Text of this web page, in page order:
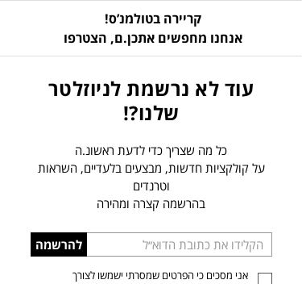
קריירה בטולמנ’ס!
אנחנו מחפשים אתכן.ם, הצטרפו
עוד לא נרשמת לניוזלטר
שלנו?!
כל מה שצריך כדי לדעת ראשונ.ה
על קולקציות חדשות, מבצעים בלעדיים, השראות
וטרנדים
בהרשמה קצרה ומהירה
הכניסו
כתובת
דוא”ל
להרשמה
אני מסכים כי הפרטים שמסרתי ישמשו לצורך